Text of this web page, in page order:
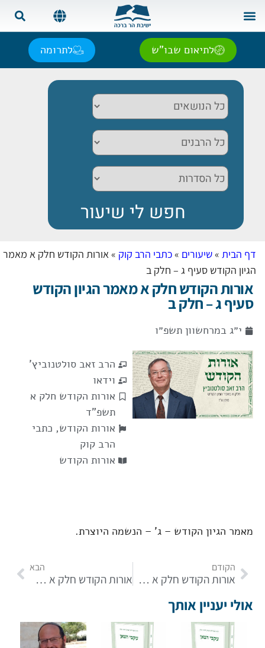
לתיאום שבו"ש לתרומה
דף הבית» שיעורים» כתבי הרב קוק» אורות הקודש חלק א מאמר
הגיון הקודש סעיף ג – חלק ב
אורות הקודש חלק א מאמר הגיון הקודש
סעיף ג – חלק ב
י״ג במרחשוון תשפ״ו
הרב זאב סולטנוביץ'
וידאו
אורות הקודש חלק א
תשפ"ד
אורות הקודש,כתבי
הרב קוק
אורות הקודש
מאמר הגיון הקודש – ג' – הנשמה היוצרת.
הקודם
אורות הקודש חלק א מאמר הגיון הקודש סעיף ג – חלק א
הבא
אורות הקודש חלק א מאמר הגיון הקודש סעיף ג – חלק ג
אולי יעניין אותך